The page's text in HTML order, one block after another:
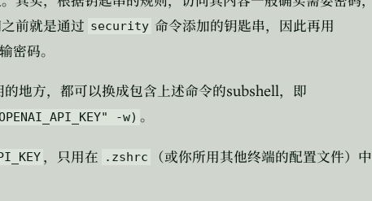
前就是通过 security 命令添加的钥匙串，因此再用
密码。
的地方，都可以换成包含上述命令的subshell，即
-w) 。
，只用在 .zshrc
（或你所用其他终端的配置文件）中